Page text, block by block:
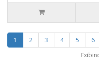
1 2 3 4 5 6